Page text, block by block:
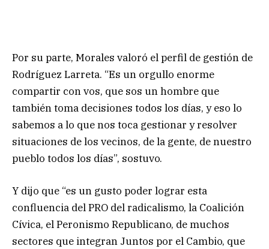
Por su parte, Morales valoró el perfil de gestión de
Rodríguez Larreta. “Es un orgullo enorme
compartir con vos, que sos un hombre que
también toma decisiones todos los días, y eso lo
sabemos a lo que nos toca gestionar y resolver
situaciones de los vecinos, de la gente, de nuestro
pueblo todos los días”, sostuvo.
Y dijo que “es un gusto poder lograr esta
confluencia del PRO del radicalismo, la Coalición
Cívica, el Peronismo Republicano, de muchos
sectores que integran Juntos por el Cambio, que